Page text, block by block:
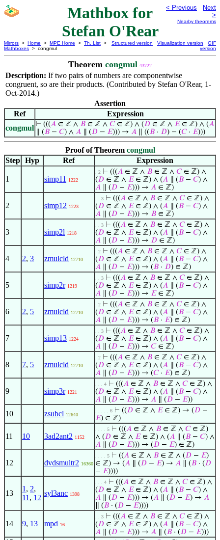
Mathbox for
Stefan O'Rear
< Previous
Next
>
Nearby theorems
Mirrors > Home > MPE Home > Th. List >
Mathboxes > congmul
Structured version Visualization version
GIF
version
Theorem congmul 43722
Description: If two pairs of numbers are componentwise
congruent, so are their products. (Contributed by Stefan O'Rear, 1-
Oct-2014.)
Assertion
Ref
Expression
congmul ⊢ (((𝐴 ∈ ℤ ∧ 𝐵 ∈ ℤ ∧ 𝐶∈ ℤ) ∧ (𝐷 ∈ ℤ ∧ 𝐸∈ ℤ) ∧ (𝐴
∥ (𝐵 − 𝐶) ∧ 𝐴 ∥ (𝐷 − 𝐸))) → 𝐴 ∥ ((𝐵 · 𝐷) − (𝐶· 𝐸)))
Proof of Theorem congmul
Step Hyp Ref Expression
1 simp11 1222
. 2 ⊢ (((𝐴 ∈ ℤ ∧ 𝐵 ∈ ℤ ∧ 𝐶∈ ℤ) ∧
(𝐷 ∈ ℤ ∧ 𝐸∈ ℤ) ∧ (𝐴 ∥ (𝐵 − 𝐶) ∧
𝐴 ∥ (𝐷 − 𝐸))) → 𝐴 ∈ ℤ)
2 simp12 1223
. . 3 ⊢ (((𝐴 ∈ ℤ ∧ 𝐵 ∈ ℤ ∧ 𝐶∈ ℤ) ∧
(𝐷 ∈ ℤ ∧ 𝐸∈ ℤ) ∧ (𝐴 ∥ (𝐵 − 𝐶) ∧
𝐴 ∥ (𝐷 − 𝐸))) → 𝐵 ∈ ℤ)
3 simp2l 1218
. . 3 ⊢ (((𝐴 ∈ ℤ ∧ 𝐵 ∈ ℤ ∧ 𝐶∈ ℤ) ∧
(𝐷 ∈ ℤ ∧ 𝐸∈ ℤ) ∧ (𝐴 ∥ (𝐵 − 𝐶) ∧
𝐴 ∥ (𝐷 − 𝐸))) → 𝐷 ∈ ℤ)
4 2, 3 zmulcld 12710
. 2 ⊢ (((𝐴 ∈ ℤ ∧ 𝐵 ∈ ℤ ∧ 𝐶∈ ℤ) ∧
(𝐷 ∈ ℤ ∧ 𝐸∈ ℤ) ∧ (𝐴 ∥ (𝐵 − 𝐶) ∧
𝐴 ∥ (𝐷 − 𝐸))) → (𝐵 · 𝐷) ∈ ℤ)
5 simp2r 1219
. . 3 ⊢ (((𝐴 ∈ ℤ ∧ 𝐵 ∈ ℤ ∧ 𝐶∈ ℤ) ∧
(𝐷 ∈ ℤ ∧ 𝐸∈ ℤ) ∧ (𝐴 ∥ (𝐵 − 𝐶) ∧
𝐴 ∥ (𝐷 − 𝐸))) → 𝐸∈ ℤ)
6 2, 5 zmulcld 12710
. 2 ⊢ (((𝐴 ∈ ℤ ∧ 𝐵 ∈ ℤ ∧ 𝐶∈ ℤ) ∧
(𝐷 ∈ ℤ ∧ 𝐸∈ ℤ) ∧ (𝐴 ∥ (𝐵 − 𝐶) ∧
𝐴 ∥ (𝐷 − 𝐸))) → (𝐵 · 𝐸) ∈ ℤ)
7 simp13 1224
. . 3 ⊢ (((𝐴 ∈ ℤ ∧ 𝐵 ∈ ℤ ∧ 𝐶∈ ℤ) ∧
(𝐷 ∈ ℤ ∧ 𝐸∈ ℤ) ∧ (𝐴 ∥ (𝐵 − 𝐶) ∧
𝐴 ∥ (𝐷 − 𝐸))) → 𝐶∈ ℤ)
8 7, 5 zmulcld 12710
. 2 ⊢ (((𝐴 ∈ ℤ ∧ 𝐵 ∈ ℤ ∧ 𝐶∈ ℤ) ∧
(𝐷 ∈ ℤ ∧ 𝐸∈ ℤ) ∧ (𝐴 ∥ (𝐵 − 𝐶) ∧
𝐴 ∥ (𝐷 − 𝐸))) → (𝐶· 𝐸) ∈ ℤ)
9 simp3r 1221
. . . 4 ⊢ (((𝐴 ∈ ℤ ∧ 𝐵 ∈ ℤ ∧ 𝐶∈ ℤ) ∧
(𝐷 ∈ ℤ ∧ 𝐸∈ ℤ) ∧ (𝐴 ∥ (𝐵 − 𝐶) ∧
𝐴 ∥ (𝐷 − 𝐸))) → 𝐴 ∥ (𝐷 − 𝐸))
10 zsubcl 12640
. . . . . 6 ⊢ ((𝐷 ∈ ℤ ∧ 𝐸∈ ℤ) → (𝐷 −
𝐸) ∈ ℤ)
11 10 3ad2ant2 1152
. . . . 5 ⊢ (((𝐴 ∈ ℤ ∧ 𝐵 ∈ ℤ ∧ 𝐶∈ ℤ)
∧ (𝐷 ∈ ℤ ∧ 𝐸∈ ℤ) ∧ (𝐴 ∥ (𝐵 − 𝐶) ∧
𝐴 ∥ (𝐷 − 𝐸))) → (𝐷 − 𝐸) ∈ ℤ)
12 dvdsmultr2 16360
. . . . 5 ⊢ ((𝐴 ∈ ℤ ∧ 𝐵 ∈ ℤ ∧ (𝐷 − 𝐸)
∈ ℤ) → (𝐴 ∥ (𝐷 − 𝐸) → 𝐴 ∥ (𝐵 · (𝐷
− 𝐸))))
13
1 , 2,
11 , 12
syl3anc 1398
. . . 4 ⊢ (((𝐴 ∈ ℤ ∧ 𝐵 ∈ ℤ ∧ 𝐶∈ ℤ) ∧
(𝐷 ∈ ℤ ∧ 𝐸∈ ℤ) ∧ (𝐴 ∥ (𝐵 − 𝐶) ∧
𝐴 ∥ (𝐷 − 𝐸))) → (𝐴 ∥ (𝐷 − 𝐸) → 𝐴
∥ (𝐵 · (𝐷 − 𝐸))))
14 9, 13 mpd 16
. . 3 ⊢ (((𝐴 ∈ ℤ ∧ 𝐵 ∈ ℤ ∧ 𝐶∈ ℤ) ∧
(𝐷 ∈ ℤ ∧ 𝐸∈ ℤ) ∧ (𝐴 ∥ (𝐵 − 𝐶) ∧
𝐴 ∥ (𝐷 − 𝐸))) → 𝐴 ∥ (𝐵 · (𝐷 − 𝐸)))